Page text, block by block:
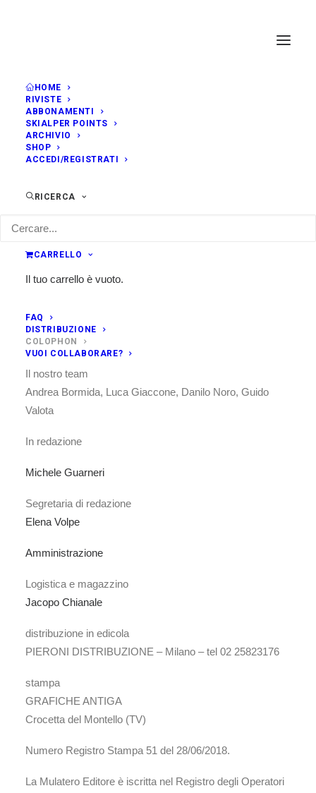
HOME
RIVISTE
ABBONAMENTI
SKIALPER POINTS
ARCHIVIO
SHOP
ACCEDI/REGISTRATI
RICERCA
CARRELLO
Il tuo carrello è vuoto.
FAQ
DISTRIBUZIONE
COLOPHON
VUOI COLLABORARE?
COLOFON
Direttore editoriale
Davide Marta
Direttore Responsabile
Heartfelt Studio
Coordinamento di redazione
Simona Righetti
Il nostro team
Andrea Bormida, Luca Giaccone, Danilo Noro, Guido
Valota
In redazione
Michele Guarneri
Segretaria di redazione
Elena Volpe
Amministrazione
Logistica e magazzino
Jacopo Chianale
distribuzione in edicola
PIERONI DISTRIBUZIONE – Milano – tel 02 25823176
stampa
GRAFICHE ANTIGA
Crocetta del Montello (TV)
Numero Registro Stampa 51 del 28/06/2018.
La Mulatero Editore è iscritta nel Registro degli Operatori